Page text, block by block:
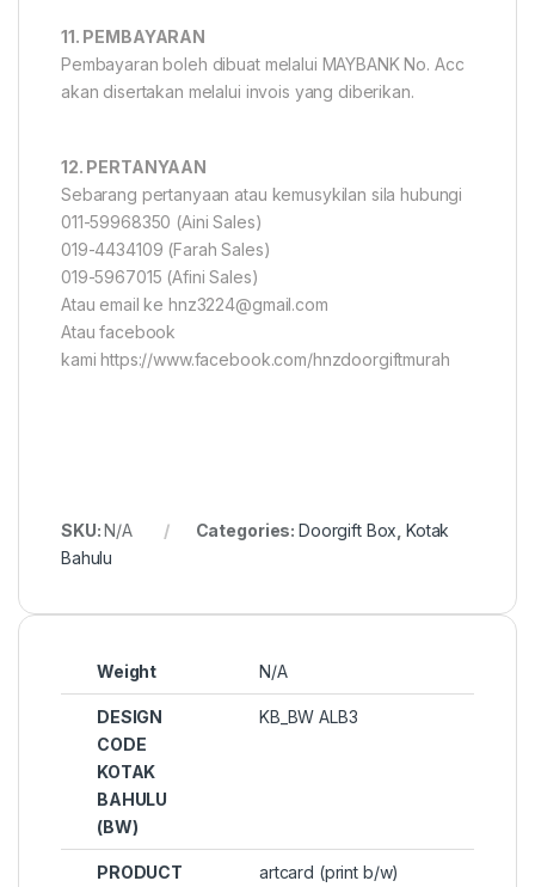
11. PEMBAYARAN
Pembayaran boleh dibuat melalui MAYBANK No. Acc
akan disertakan melalui invois yang diberikan.
12. PERTANYAAN
Sebarang pertanyaan atau kemusykilan sila hubungi
011-59968350 (Aini Sales)
019-4434109 (Farah Sales)
019-5967015 (Afini Sales)
Atau email ke hnz3224@gmail.com
Atau facebook
kami https://www.facebook.com/hnzdoorgiftmurah
SKU:N/A Categories: Doorgift Box ,Kotak
Bahulu
Weight N/A
DESIGN
CODE
KOTAK
BAHULU
(BW)
KB_BW ALB3
PRODUCT
artcard (print b/w)